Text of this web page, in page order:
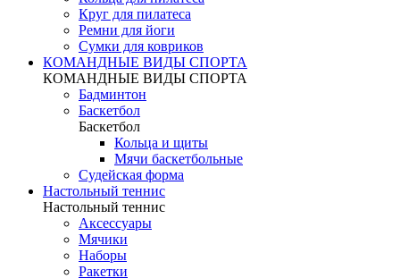
Круг для пилатеса
Ремни для йоги
Сумки для ковриков
КОМАНДНЫЕ ВИДЫ СПОРТА
КОМАНДНЫЕ ВИДЫ СПОРТА
Бадминтон
Баскетбол
Баскетбол
Кольца и щиты
Мячи баскетбольные
Судейская форма
Настольный теннис
Настольный теннис
Аксессуары
Мячики
Наборы
Ракетки